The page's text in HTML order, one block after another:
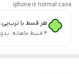
iphone 16 normal case
هر قسط با ترب‌پی:
۴ قسط ماهانه. بدون سود، چک و ضامن.